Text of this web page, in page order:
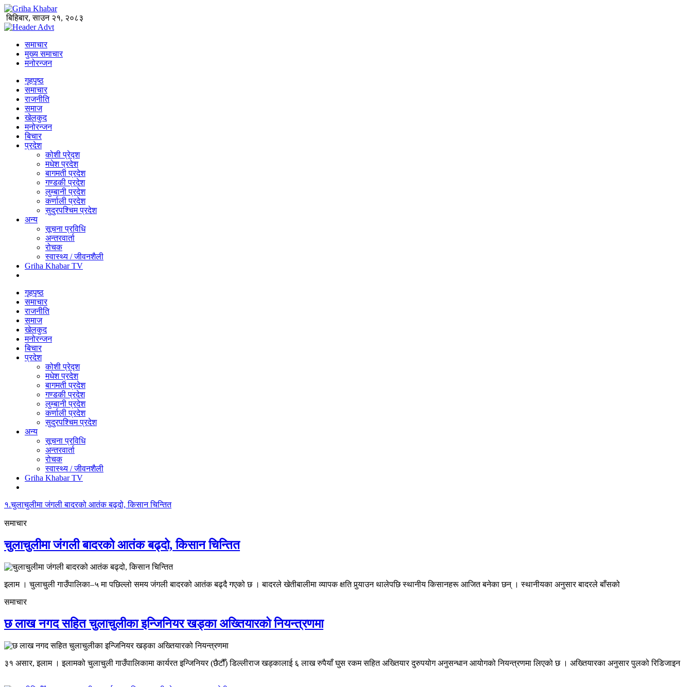
बिहिबार, साउन २१, २०८३
समाचार
मुख्य समाचार
मनोरन्जन
गृहपृष्ठ
समाचार
राजनीति
समाज
खेलकुद
मनोरन्जन
बिचार
प्रदेश
कोशी प्रेद्श
मधेश प्रदेश
बागमती प्रदेश
गण्डकी प्रदेश
लुम्बानी प्रदेश
कर्णाली प्रदेश
सुदुरपश्चिम प्रदेश
अन्य
सूचना प्रविधि
अन्तरवार्ता
रोचक
स्वास्थ्य / जीवनशैली
Griha Khabar TV
गृहपृष्ठ
समाचार
राजनीति
समाज
खेलकुद
मनोरन्जन
बिचार
प्रदेश
कोशी प्रेद्श
मधेश प्रदेश
बागमती प्रदेश
गण्डकी प्रदेश
लुम्बानी प्रदेश
कर्णाली प्रदेश
सुदुरपश्चिम प्रदेश
अन्य
सूचना प्रविधि
अन्तरवार्ता
रोचक
स्वास्थ्य / जीवनशैली
Griha Khabar TV
१.चुलाचुलीमा जंगली बादरको आतंक बढ्दो, किसान चिन्तित
समाचार
चुलाचुलीमा जंगली बादरको आतंक बढ्दो, किसान चिन्तित
इलाम । चुलाचुली गाउँपालिका–५ मा पछिल्लो समय जंगली बादरको आतंक बढ्दै गएको छ । बादरले खेतीबालीमा व्यापक क्षति पुर्‍याउन थालेपछि स्थानीय किसानहरू आजित बनेका छन् । स्थानीयका अनुसार बादरले बाँसको
समाचार
छ लाख नगद सहित चुलाचुलीका इन्जिनियर खड्का अख्तियारको नियन्त्रणमा
३१ असार, इलाम । इलामको चुलाचुली गाउँपालिकामा कार्यरत इन्जिनियर (छैटौँ) डिल्लीराज खड्कालाई ६ लाख रुपैयाँ घुस रकम सहित अख्तियार दुरुपयोग अनुसन्धान आयोगको नियन्त्रणमा लिएको छ । अख्तियारका अनुसार पुलको रिडिजाइन